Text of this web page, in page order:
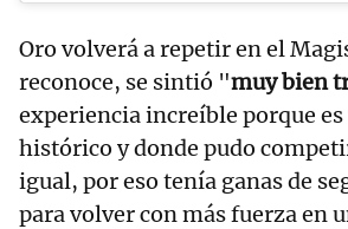
Oro volverá a repetir en el
reconoce, se sintió "muy bien
experiencia increíble porque
histórico y donde pudo
igual, por eso tenía ganas de
para volver con más fuerza en